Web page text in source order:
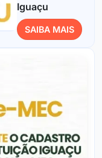
Iguaçu
SAIBA MAIS